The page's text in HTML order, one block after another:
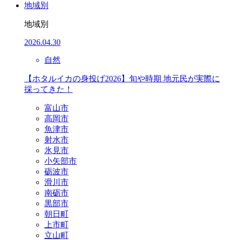
地域別
地域別
2026.04.30
自然
【ホタルイカの身投げ2026】旬や時期 地元民が実際に
採ってきた！
富山市
高岡市
魚津市
射水市
氷見市
小矢部市
砺波市
滑川市
南砺市
黒部市
朝日町
上市町
立山町